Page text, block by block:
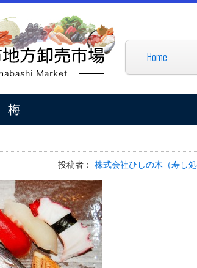
Home
梅
投稿者： 株式会社ひしの木（寿し処